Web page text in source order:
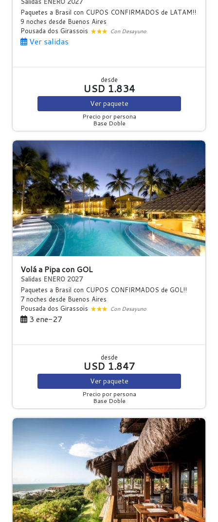
Paquetes a Brasil con CUPOS CONFIRMADOS de LATAM!!
9 noches desde Buenos Aires
Pousada dos Girassois
Con Desayuno
Ver salidas
desde
USD 1.834
Ver paquete
Precio por persona
Base Doble
Volá a Pipa con GOL
Salidas ENERO 2027
Paquetes a Brasil con CUPOS CONFIRMADOS de GOL!!
7 noches desde Buenos Aires
Pousada dos Girassois
Con Desayuno
3 ene-27
desde
USD 1.847
Ver paquete
Precio por persona
Base Doble